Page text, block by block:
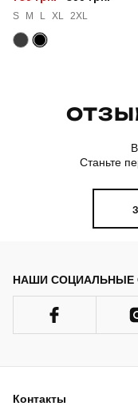
S M L XL 2XL
Станьте
НАШИ СОЦИАЛЬНЫЕ
Контакты